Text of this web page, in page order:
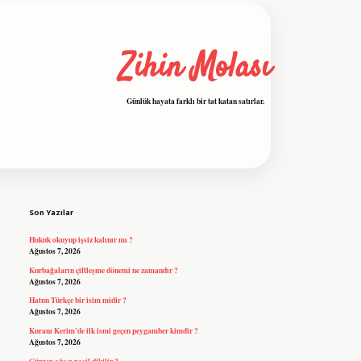
Zihin Molası
Günlük hayata farklı bir tat katan satırlar.
Son Yazılar
Hukuk okuyup işsiz kalınır mı ?
Ağustos 7, 2026
Kurbağaların çiftleşme dönemi ne zamandır ?
Ağustos 7, 2026
Hatun Türkçe bir isim midir ?
Ağustos 7, 2026
Kuranı Kerim’de ilk ismi geçen peygamber kimdir ?
Ağustos 7, 2026